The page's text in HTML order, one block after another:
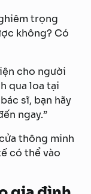
trọng
không? Có
cho người
qua loa tại
sĩ, bạn hãy
ngay.”
thông minh
có thể vào